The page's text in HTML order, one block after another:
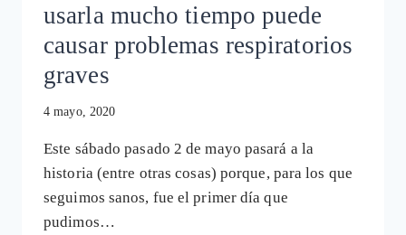
usarla mucho tiempo puede
causar problemas respiratorios
graves
4 mayo, 2020
Este sábado pasado 2 de mayo pasará a la
historia (entre otras cosas) porque, para los que
seguimos sanos, fue el primer día que
pudimos…